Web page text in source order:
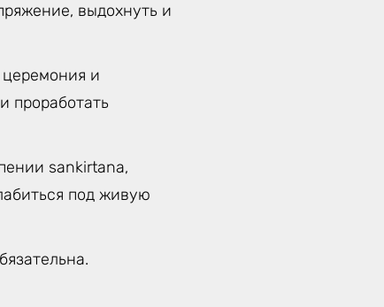
выдохнуть и
и
проработать
sankirtana,
под живую